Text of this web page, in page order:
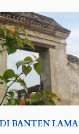
DI BANTEN LAMA